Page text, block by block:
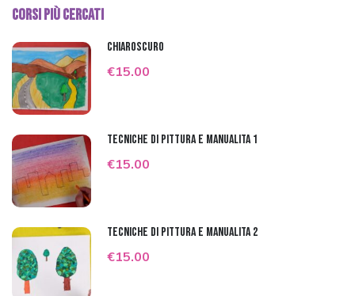
Corsi Più Cercati
Chiaroscuro
€15.00
Tecniche di pittura e manualità 1
€15.00
Tecniche di pittura e manualità 2
€15.00